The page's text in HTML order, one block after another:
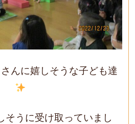
んに嬉しそうな子ども達
そうに受け取っていまし